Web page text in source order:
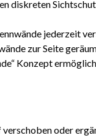
diskreten
jederzeit
zur Seite
Konzept
oder